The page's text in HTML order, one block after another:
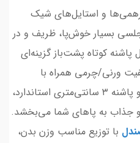
و استایل‌های شیک
بسیار خوش‌پا، ظریف و در
کوتاه پشت‌باز گزینه‌ای
ورنی/چرمی همراه با
بندهای ظریف چندتایی روی پا و پاشنه ۳ سانتی‌متری استاندارد،
و جذاب به پاهای شما می‌بخشد.
با توزیع مناسب وزن بدن،